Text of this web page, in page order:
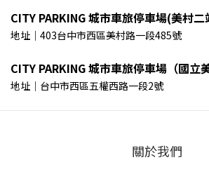
CITY PARKING 城市車旅停車場(美村二
地址｜403台中市西區美村路一段485號
CITY PARKING 城市車旅停車場（國立
地址｜台中市西區五權西路一段2號
關於我們